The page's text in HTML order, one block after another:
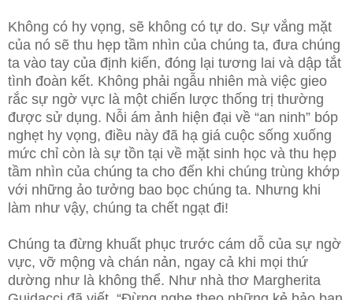
Không có hy vọng, sẽ không có tự do. Sự vắng mặt
của nó sẽ thu hẹp tầm nhìn của chúng ta, đưa chúng
ta vào tay của định kiến, đóng lại tương lai và dập tắt
tình đoàn kết. Không phải ngẫu nhiên mà việc gieo
rắc sự ngờ vực là một chiến lược thống trị thường
được sử dụng. Nỗi ám ảnh hiện đại về “an ninh” bóp
nghẹt hy vọng, điều này đã hạ giá cuộc sống xuống
mức chỉ còn là sự tồn tại về mặt sinh học và thu hẹp
tầm nhìn của chúng ta cho đến khi chúng trùng khớp
với những ảo tưởng bao bọc chúng ta. Nhưng khi
làm như vậy, chúng ta chết ngạt đi!
Chúng ta đừng khuất phục trước cám dỗ của sự ngờ
vực, vỡ mộng và chán nản, ngay cả khi mọi thứ
dường như là không thể. Như nhà thơ Margherita